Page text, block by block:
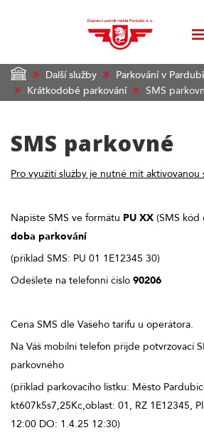
Další služby
Parkování v
Krátkodobé parkování
SMS
SMS parkovné
Pro využití služby je nutné mít aktivovanou
Napište SMS ve formátu PU XX (SMS kód
doba parkování
(příklad SMS: PU 01 1E12345 30)
Odešlete na telefonní číslo 90206
Cena SMS dle Vašeho tarifu u operátora.
Na Váš mobilní telefon přijde potvrzovací
parkovného
(příklad parkovacího lístku: Město
kt607k5s7,25Kc,oblast: 01, RZ 1E12345,
12:00 DO: 1.4.25 12:30)